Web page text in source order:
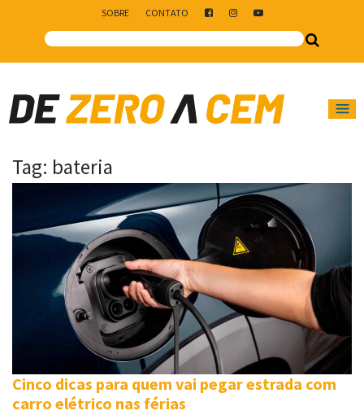
SOBRE CONTATO
Main Navigation
Tag: bateria
Cinco dicas para quem vai pegar estrada com
carro elétrico nas férias